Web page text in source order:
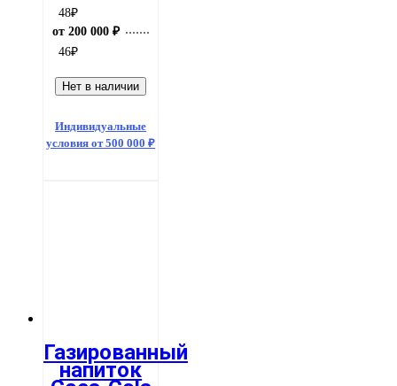
48₽
от 200 000 ₽
46₽
Нет в наличии
Индивидуальные
условия от 500 000 ₽
Газированный
напиток